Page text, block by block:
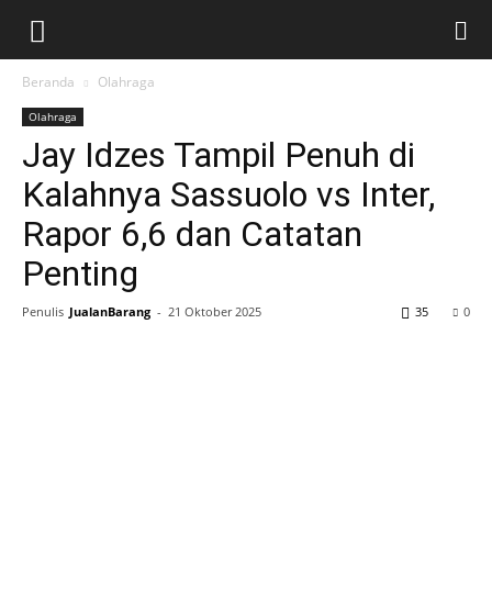
Beranda Olahraga
Olahraga
Jay Idzes Tampil Penuh di
Kalahnya Sassuolo vs Inter,
Rapor 6,6 dan Catatan
Penting
Penulis JualanBarang - 21 Oktober 2025 0
35